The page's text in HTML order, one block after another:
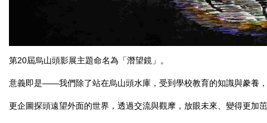
第20屆烏山頭影展主題命名為「潛望鏡」。
意義即是——我們除了站在烏山頭水庫，受到學校教育的知識與豢養，
更企圖探頭遠望外面的世界，透過交流與觀摩，放眼未來、變得更加